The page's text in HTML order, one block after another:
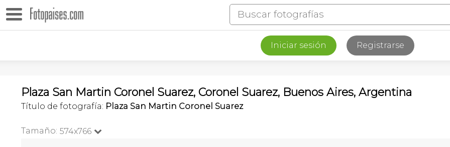
Iniciar sesión Registrarse
Plaza San Martin Coronel Suarez, Coronel Suarez, Buenos Aires, Argentina
Título de fotografía: Plaza San Martin Coronel Suarez
Tamaño: 574x766 